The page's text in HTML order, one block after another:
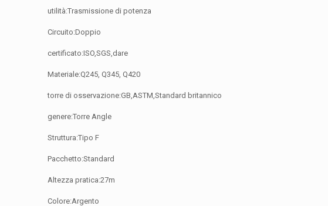
utilità:Trasmissione di potenza
Circuito:Doppio
certificato:ISO,SGS,dare
Materiale:Q245, Q345, Q420
torre di osservazione:GB,ASTM,Standard britannico
genere:Torre Angle
Struttura:Tipo F
Pacchetto:Standard
Altezza pratica:27m
Colore:Argento